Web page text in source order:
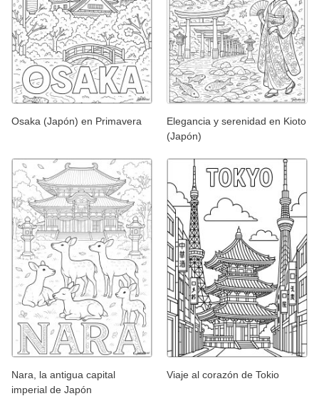
Osaka (Japón) en Primavera
Elegancia y serenidad en Kioto
(Japón)
Nara, la antigua capital
imperial de Japón
Viaje al corazón de Tokio